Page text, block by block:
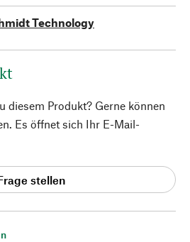
Technology
diesem Produkt? Gerne können
Es öffnet sich Ihr E-Mail-
stellen